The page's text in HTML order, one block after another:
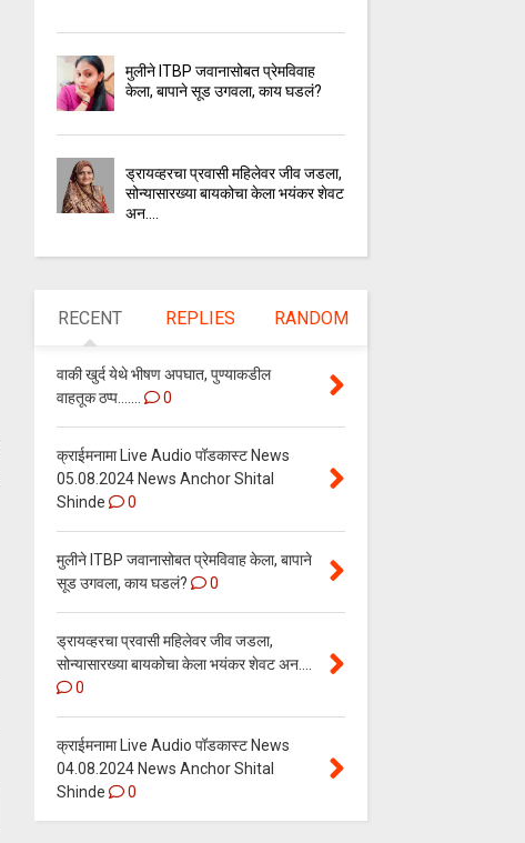
मुलीने ITBP जवानासोबत प्रेमविवाह
केला, बापाने सूड उगवला, काय घडलं?
ड्रायव्हरचा प्रवासी महिलेवर जीव जडला,
सोन्यासारख्या बायकोचा केला भयंकर शेवट
अन....
RECENT REPLIES RANDOM
वाकी खुर्द येथे भीषण अपघात, पुण्याकडील
वाहतूक ठप्प.......
0
क्राईमनामा Live Audio पॉडकास्ट News
05.08.2024 News Anchor Shital
Shinde
0
मुलीने ITBP जवानासोबत प्रेमविवाह केला, बापाने
सूड उगवला, काय घडलं?
0
ड्रायव्हरचा प्रवासी महिलेवर जीव जडला,
सोन्यासारख्या बायकोचा केला भयंकर शेवट अन....
0
क्राईमनामा Live Audio पॉडकास्ट News
04.08.2024 News Anchor Shital
Shinde
0